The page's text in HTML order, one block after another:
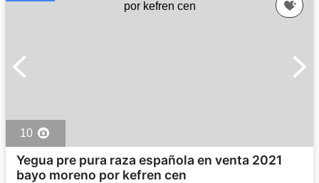
10
Yegua pre pura raza española en venta 2021
bayo moreno por kefren cen